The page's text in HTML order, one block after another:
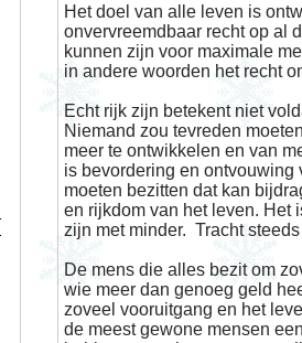
Het doel van alle leven is
onvervreemdbaar recht op al
kunnen zijn voor maximale
in andere woorden het recht
Echt rijk zijn betekent niet
Niemand zou tevreden
meer te ontwikkelen en van
is bevordering en
moeten bezitten dat kan
en rijkdom van het leven. Het
zijn met minder. Tracht
De mens die alles bezit om
wie meer dan genoeg geld
zoveel vooruitgang en het
de meest gewone mensen